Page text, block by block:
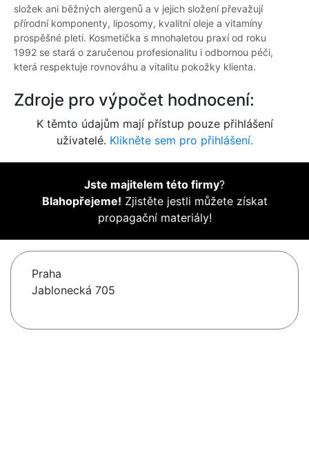
složek ani běžných alergenů a v jejich složení převažují
přírodní komponenty, liposomy, kvalitní oleje a vitamíny
prospěšné pleti. Kosmetička s mnohaletou praxí od roku
1992 se stará o zaručenou profesionalitu i odbornou péči,
která respektuje rovnováhu a vitalitu pokožky klienta.
Zdroje pro výpočet hodnocení:
K těmto údajům mají přístup pouze přihlášení
uživatelé. Klikněte sem pro přihlášení.
Jste majitelem této firmy?
Blahopřejeme! Zjistěte jestli můžete získat
propagační materiály!
Praha
Jablonecká 705